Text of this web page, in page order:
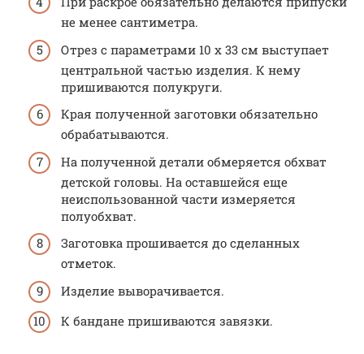
не менее сантиметра.
Отрез с параметрами 10 х 33 см выступает
центральной частью изделия. К нему
пришиваются полукруги.
Края полученной заготовки обязательно
обрабатываются.
На полученной детали обмеряется обхват
детской головы. На оставшейся еще
неиспользованной части измеряется
полуобхват.
Заготовка прошивается до сделанных
отметок.
Изделие выворачивается.
К бандане пришиваются завязки.